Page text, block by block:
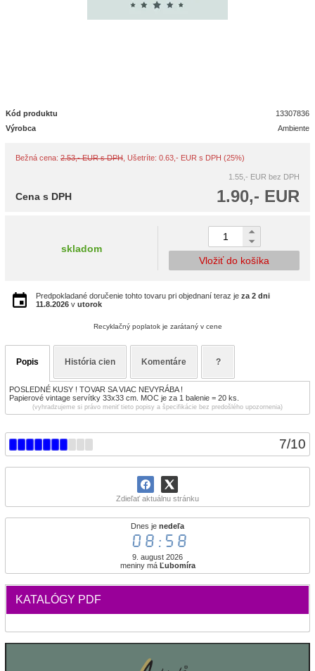
7/10
Zdieľať aktuálnu stránku
Dnes je nedeľa
08:58
9. august 2026
meniny má Ľubomíra
KATALÓGY PDF
Kód produktu
13307836
Výrobca
Ambiente
Bežná cena: 2.53,- EUR s DPH , Ušetríte: 0.63,- EUR s DPH (25%)
1.55,- EUR bez DPH
1.90,- EUR
Cena s DPH
skladom
Vložiť do košíka
Predpokladané doručenie tohto tovaru pri objednaní teraz je za 2 dni
11.8.2026 v utorok
Recyklačný poplatok je zarátaný v cene
Popis História cien Komentáre ?
POSLEDNÉ KUSY ! TOVAR SA VIAC NEVYRÁBA !
Papierové vintage servítky 33x33 cm. MOC je za 1 balenie = 20 ks.
(vyhradzujeme si právo meniť tieto popisy a špecifikácie bez predošlého upozornenia)